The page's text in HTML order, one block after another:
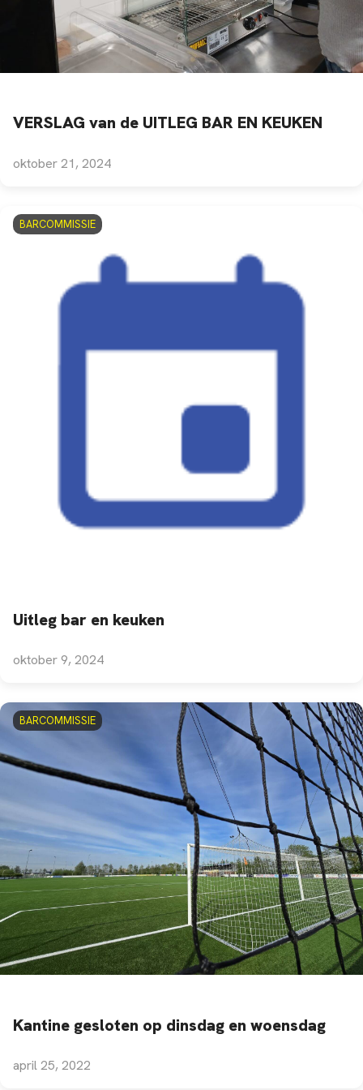
VERSLAG van de UITLEG BAR EN KEUKEN
oktober 21, 2024
Uitleg bar en keuken
BARCOMMISSIE
oktober 9, 2024
Kantine gesloten op dinsdag en woensdag
BARCOMMISSIE
april 25, 2022